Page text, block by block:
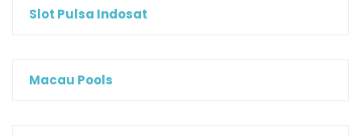
Slot Pulsa Indosat
Macau Pools